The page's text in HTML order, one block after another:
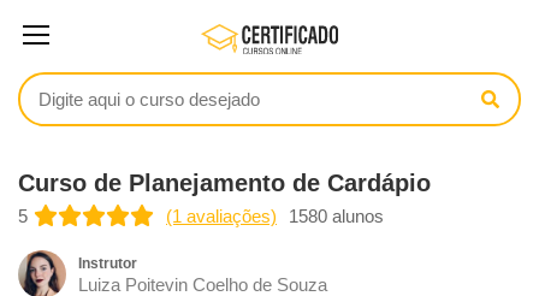
Curso de Planejamento de Cardápio
5 (1 avaliações) 1580 alunos
Instrutor
Luiza Poitevin Coelho de Souza